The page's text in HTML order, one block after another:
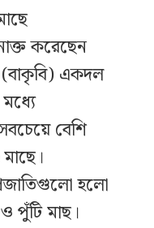
করেছেন
(বাকৃবি) একদল
বেশি
হলো
পুঁটি মাছ।